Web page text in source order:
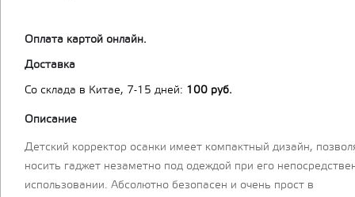
Оплата картой онлайн.
Доставка
Cо склада в Китае, 7-15 дней: 100 руб.
Описание
Детский корректор осанки имеет компактный дизайн,
носить гаджет незаметно под одеждой при его
использовании. Абсолютно безопасен и очень прост в